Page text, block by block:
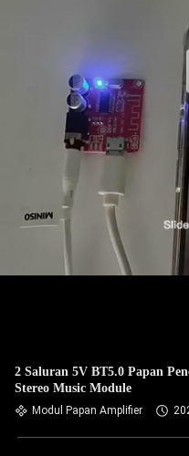
2 Saluran 5V BT5.0 Papan
Stereo Music Module
Modul Papan Amplifier